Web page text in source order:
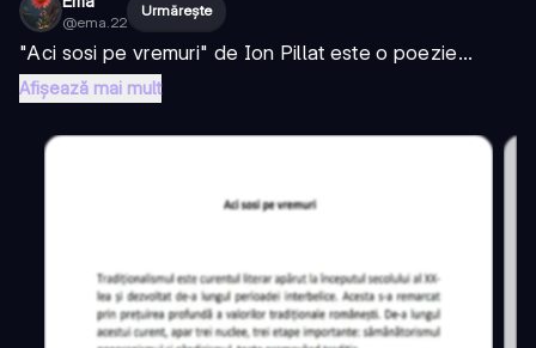
@ema.22
Urmărește
"Aci sosi pe vremuri" de Ion Pillat este o poezie...
Afișează mai mult